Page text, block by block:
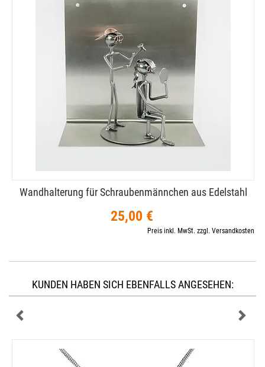
Wandhalterung für Schraubenmännchen aus Edelstahl
25,00 €
Preis inkl. MwSt. zzgl. Versandkosten
KUNDEN HABEN SICH EBENFALLS ANGESEHEN: